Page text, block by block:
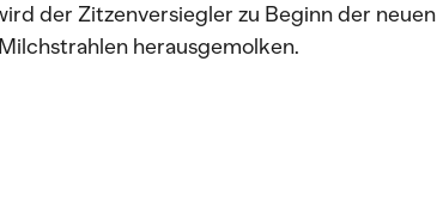
der Zitzenversiegler zu Beginn der neuen
herausgemolken.